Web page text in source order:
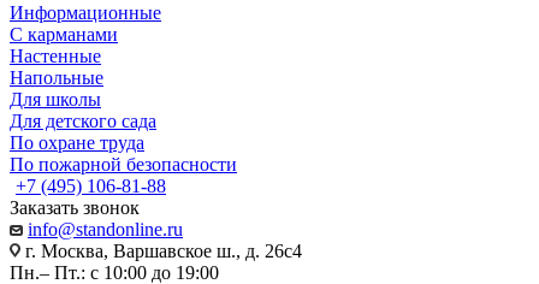
Информационные
С карманами
Настенные
Напольные
Для школы
Для детского сада
По охране труда
По пожарной безопасности
+7 (495) 106-81-88
Заказать звонок
info@standonline.ru
г. Москва, Варшавское ш., д. 26с4
Пн.– Пт.: с 10:00 до 19:00